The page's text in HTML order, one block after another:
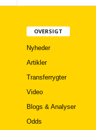
OVERSIGT
Nyheder
Artikler
Transferrygter
Video
Blogs & Analyser
Odds